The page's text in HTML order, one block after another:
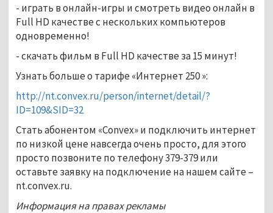
- играть в онлайн-игры и смотреть видео онлайн в
Full HD качестве с нескольких компьютеров
одновременно!
- скачать фильм в Full HD качестве за 15 минут!
Узнать больше о тарифе «Интернет 250 »:
http://nt.convex.ru/person/internet/detail/?
ID=109&SID=32
Стать абонентом «Convex» и подключить интернет
по низкой цене навсегда очень просто, для этого
просто позвоните по телефону 379-379 или
оставьте заявку на подключение на нашем сайте –
nt.convex.ru.
Информация на правах рекламы